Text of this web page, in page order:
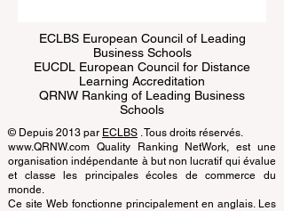
ECLBS European Council of Leading
Business Schools
EUCDL European Council for Distance
Learning Accreditation
QRNW Ranking of Leading Business
Schools
© Depuis 2013 parECLBS . Tous droits réservés.
www.QRNW.com Quality Ranking NetWork, est une
organisation indépendante à but non lucratif qui évalue